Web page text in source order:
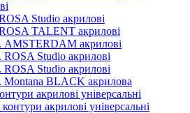
Studio акрилові
TALENT акрилові
AMSTERDAM акрилові
ROSA Studio акрилові
ROSA Studio акрилові
Montana BLACK акрилова
акрилові універсальні
акрилові універсальні